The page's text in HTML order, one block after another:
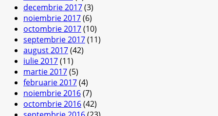
decembrie 2017(3)
noiembrie 2017(6)
octombrie 2017(10)
septembrie 2017(11)
august 2017(42)
iulie 2017(11)
martie 2017(5)
februarie 2017(4)
noiembrie 2016(7)
octombrie 2016(42)